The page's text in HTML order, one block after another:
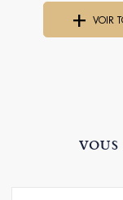
VOIR